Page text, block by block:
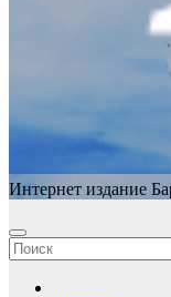
Интернет издание